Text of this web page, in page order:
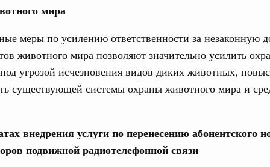
мира
меры по усилению ответственности за незаконную
животного мира позволяют значительно усилить
угрозой исчезновения видов диких животных,
существующей системы охраны животного мира и
внедрения услуги по перенесению абонентского
подвижной радиотелефонной связи
участие в заседании Евразийского
Ате
ПН